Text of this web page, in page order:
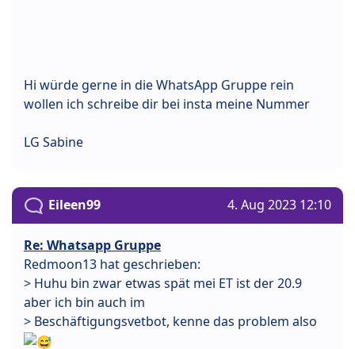
Hi würde gerne in die WhatsApp Gruppe rein
wollen ich schreibe dir bei insta meine Nummer
LG Sabine
Eileen99 4. Aug 2023 12:10
Re: Whatsapp Gruppe
Redmoon13 hat geschrieben:
> Huhu bin zwar etwas spät mei ET ist der 20.9
aber ich bin auch im
> Beschäftigungsvetbot, kenne das problem also